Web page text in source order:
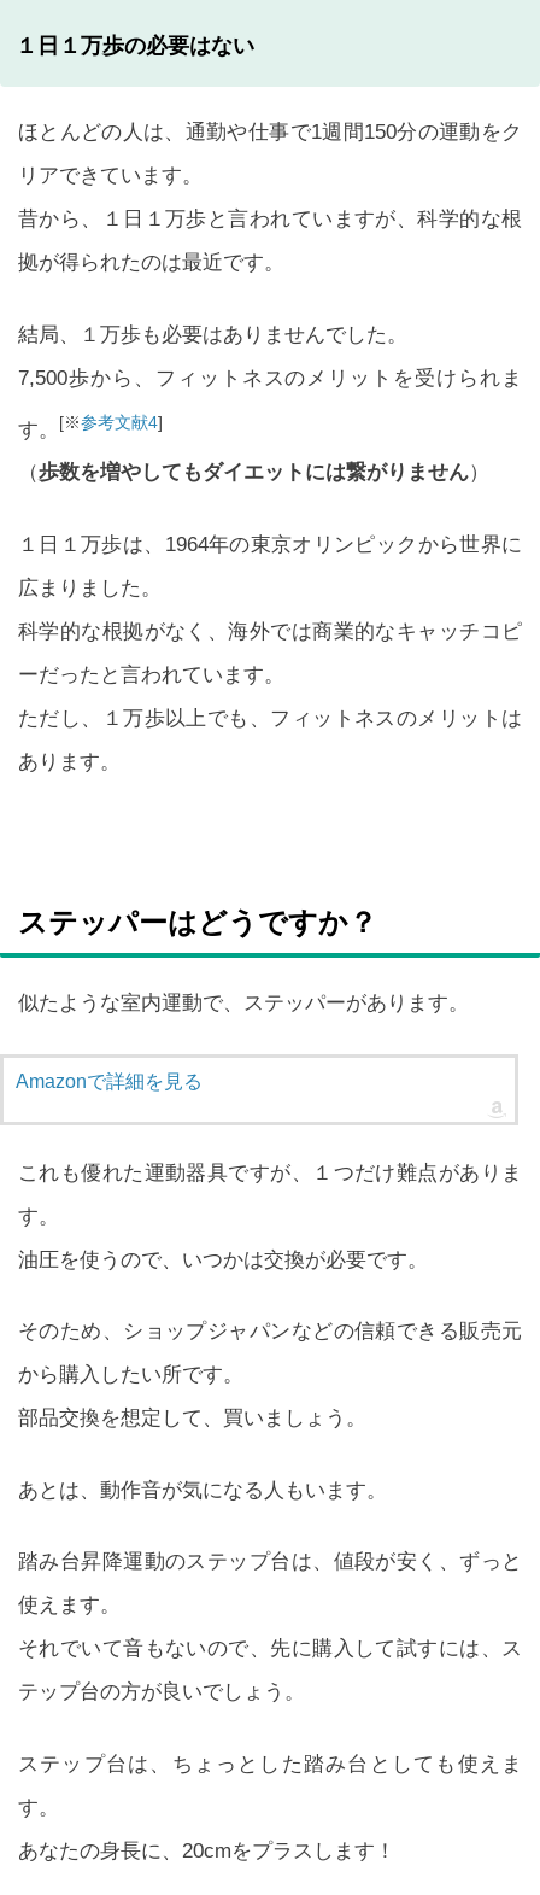
１日１万歩の必要はない
ほとんどの人は、通勤や仕事で1週間150分の運動をク
リアできています。
昔から、１日１万歩と言われていますが、科学的な根
拠が得られたのは最近です。
結局、１万歩も必要はありませんでした。
7,500歩から、フィットネスのメリットを受けられま
す。 [※参考文献4]
（歩数を増やしてもダイエットには繋がりません）
１日１万歩は、1964年の東京オリンピックから世界に
広まりました。
科学的な根拠がなく、海外では商業的なキャッチコピ
ーだったと言われています。
ただし、１万歩以上でも、フィットネスのメリットは
あります。
ステッパーはどうですか？
似たような室内運動で、ステッパーがあります。
Amazonで詳細を見る
これも優れた運動器具ですが、１つだけ難点がありま
す。
油圧を使うので、いつかは交換が必要です。
そのため、ショップジャパンなどの信頼できる販売元
から購入したい所です。
部品交換を想定して、買いましょう。
あとは、動作音が気になる人もいます。
踏み台昇降運動のステップ台は、値段が安く、ずっと
使えます。
それでいて音もないので、先に購入して試すには、ス
テップ台の方が良いでしょう。
ステップ台は、ちょっとした踏み台としても使えま
す。
あなたの身長に、20cmをプラスします！